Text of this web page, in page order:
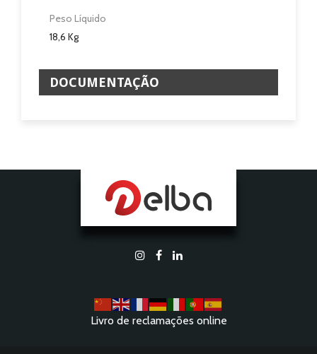
Peso Líquido
18,6 Kg
DOCUMENTAÇÃO
Livro de reclamações online